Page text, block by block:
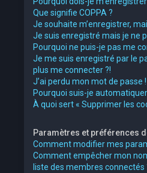
Que signifie COPPA ?
Je souhaite m’enregistrer,
Je suis enregistré mais je ne
Pourquoi ne puis-je pas me
Je me suis enregistré par le
plus me connecter ?!
J’ai perdu mon mot de passe !
Pourquoi suis-je
À quoi sert « Supprimer les
Paramètres et préférences
Comment modifier mes
Comment empêcher mon
liste des membres connectés